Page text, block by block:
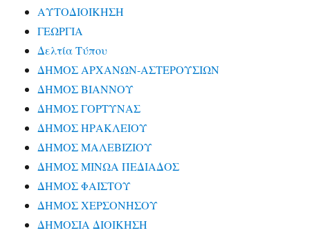
ΑΥΤΟΔΙΟΙΚΗΣΗ
ΓΕΩΡΓΙΑ
Δελτία Τύπου
ΔΗΜΟΣ ΑΡΧΑΝΩΝ-ΑΣΤΕΡΟΥΣΙΩΝ
ΔΗΜΟΣ ΒΙΑΝΝΟΥ
ΔΗΜΟΣ ΓΟΡΤΥΝΑΣ
ΔΗΜΟΣ ΗΡΑΚΛΕΙΟΥ
ΔΗΜΟΣ ΜΑΛΕΒΙΖΙΟΥ
ΔΗΜΟΣ ΜΙΝΩΑ ΠΕΔΙΑΔΟΣ
ΔΗΜΟΣ ΦΑΙΣΤΟΥ
ΔΗΜΟΣ ΧΕΡΣΟΝΗΣΟΥ
ΔΗΜΟΣΙΑ ΔΙΟΙΚΗΣΗ